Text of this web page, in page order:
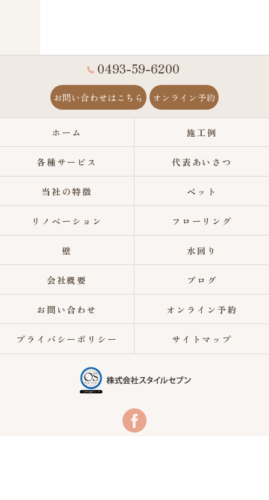
0493-59-6200
お問い合わせはこちら オンライン予約
ホーム 施工例
各種サービス 代表あいさつ
当社の特徴 ペット
リノベーション フローリング
壁 水回り
会社概要 ブログ
お問い合わせ オンライン予約
プライバシーポリシー サイトマップ